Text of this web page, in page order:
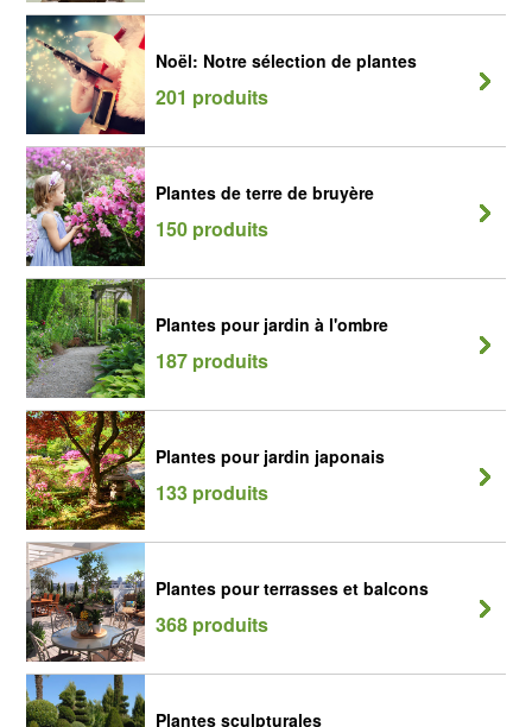
Noël: Notre sélection de plantes
201 produits
Plantes de terre de bruyère
150 produits
Plantes pour jardin à l'ombre
187 produits
Plantes pour jardin japonais
133 produits
Plantes pour terrasses et balcons
368 produits
Plantes sculpturales